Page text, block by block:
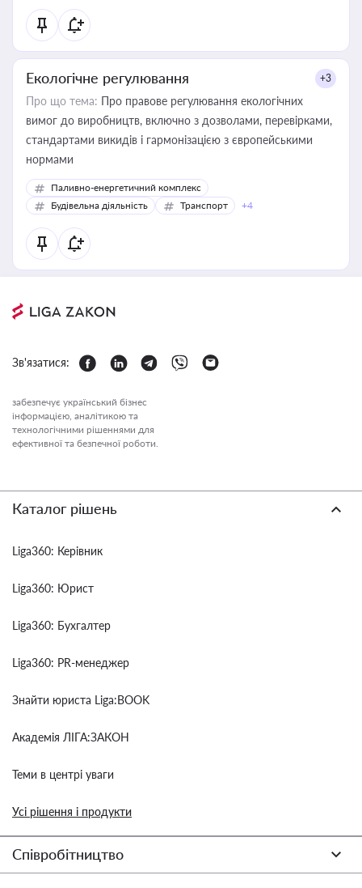
Екологічне регулювання +3
Про що тема: Про правове регулювання екологічних
вимог до виробництв, включно з дозволами, перевірками,
стандартами викидів і гармонізацією з європейськими
нормами
Паливно-енергетичний комплекс
Будівельна діяльність
Транспорт +4
Зв'язатися:
забезпечує український бізнес
інформацією, аналітикою та
технологічними рішеннями для
ефективної та безпечної роботи.
Каталог рішень
Liga360: Керівник
Liga360: Юрист
Liga360: Бухгалтер
Liga360: PR-менеджер
Знайти юриста Liga:BOOK
Академія ЛІГА:ЗАКОН
Теми в центрі уваги
Усі рішення і продукти
Співробітництво